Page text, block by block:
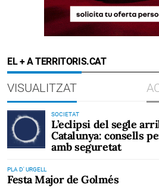
EL + A TERRITORIS.CAT
VISUALITZAT
SOCIETAT
L’eclipsi del segle
Catalunya: consells
amb seguretat
PLA D' URGELL
Festa Major de Golmés